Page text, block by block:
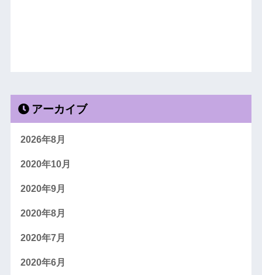
アーカイブ
2026年8月
2020年10月
2020年9月
2020年8月
2020年7月
2020年6月